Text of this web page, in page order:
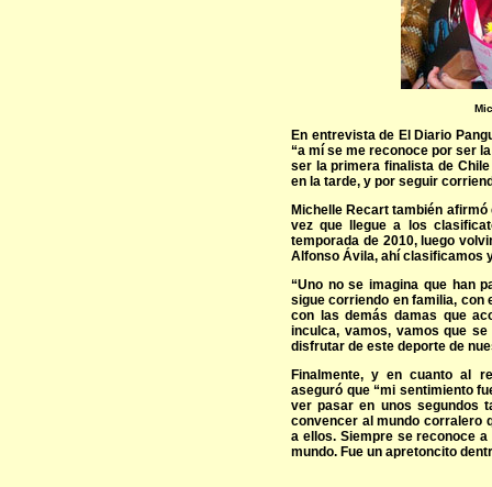
En entrevista de El Diario
“a mí se me reconoce por ser
ser la primera finalista de
en la tarde, y por seguir
Michelle Recart también
vez que llegue a los
temporada de 2010, luego
Alfonso Ávila, ahí clasificamos
“Uno no se imagina que han
sigue corriendo en familia, con
con las demás damas que
inculca, vamos, vamos que
disfrutar de este deporte de
Finalmente, y en cuanto al
aseguró que “mi sentimiento
ver pasar en unos segundos
convencer al mundo corralero
a ellos. Siempre se reconoce
mundo. Fue un apretoncito